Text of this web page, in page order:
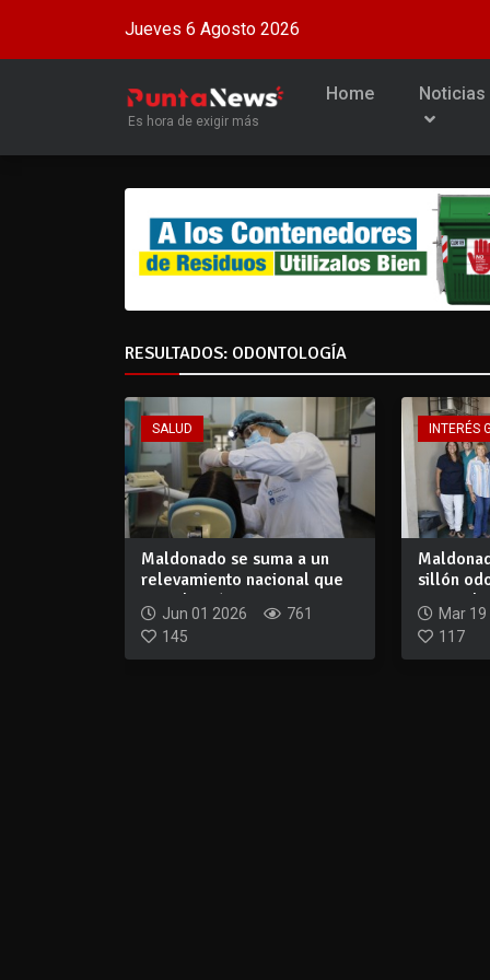
Jueves 6 Agosto 2026
Es hora de exigir más
Home Noticias
RESULTADOS: ODONTOLOGÍA
SALUD
Maldonado se suma a un
relevamiento nacional que
actualizará...
Jun 01 2026
761
145
INTERÉS
sillón
Mar
117